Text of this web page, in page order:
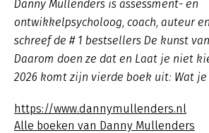
Danny Mullenders is assessment- en
ontwikkelpsycholoog, coach, auteur
schreef de # 1 bestsellers De kunst
Daarom doen ze dat en Laat je niet
2026 komt zijn vierde boek uit: Wat
https://www.dannymullenders.nl
Alle boeken van Danny Mullenders